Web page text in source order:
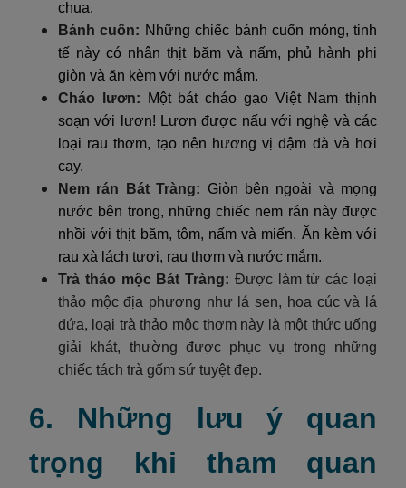
chua.
Bánh cuốn: Những chiếc bánh cuốn mỏng, tinh
tế này có nhân thịt băm và nấm, phủ hành phi
giòn và ăn kèm với nước mắm.
Cháo lươn: Một bát cháo gạo Việt Nam thịnh
soạn với lươn! Lươn được nấu với nghệ và các
loại rau thơm, tạo nên hương vị đậm đà và hơi
cay.
Nem rán Bát Tràng: Giòn bên ngoài và mọng
nước bên trong, những chiếc nem rán này được
nhồi với thịt băm, tôm, nấm và miến. Ăn kèm với
rau xà lách tươi, rau thơm và nước mắm.
Trà thảo mộc Bát Tràng: Được làm từ các loại
thảo mộc địa phương như lá sen, hoa cúc và lá
dứa, loại trà thảo mộc thơm này là một thức uống
giải khát, thường được phục vụ trong những
chiếc tách trà gốm sứ tuyệt đẹp.
6. Những lưu ý quan
trọng khi tham quan